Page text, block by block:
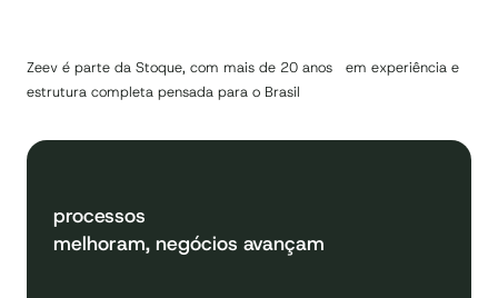
Zeev é parte da Stoque, com mais de 20 anos em experiência e
estrutura completa pensada para o Brasil
processos
melhoram, negócios avançam